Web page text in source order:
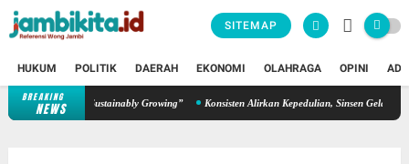
SITEMAP
HUKUM POLITIK DAERAH EKONOMI OLAHRAGA OPINI
BREAKING
NEWS
Semangat “Sustainably Growing” Konsisten Alirkan Kepedulian, Sinsen Gelar Donor